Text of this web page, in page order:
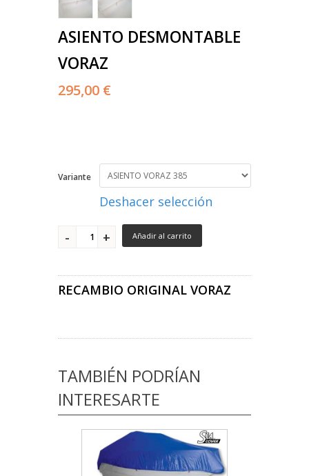
ASIENTO DESMONTABLE
VORAZ
295,00 €
Variante
Deshacer selección
Añadir al carrito
RECAMBIO ORIGINAL VORAZ
TAMBIÉN PODRÍAN
INTERESARTE